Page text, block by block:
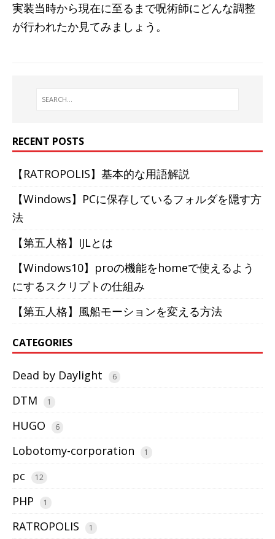
実装当時から現在に至るまで呪術師にどんな調整
が行われたか見てみましょう。
RECENT POSTS
【RATROPOLIS】基本的な用語解説
【Windows】PCに保存しているフォルダを隠す方
法
【第五人格】IJLとは
【Windows10】proの機能をhomeで使えるよう
にするスクリプトの仕組み
【第五人格】風船モーションを変える方法
CATEGORIES
Dead by Daylight 6
DTM 1
HUGO 6
Lobotomy-corporation 1
pc 12
PHP 1
RATROPOLIS 1